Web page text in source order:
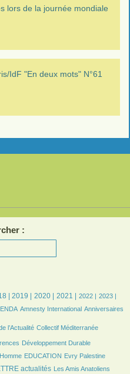
lors de la journée mondiale
IdF "En deux mots" N°61
:
| 2019 | 2020 | 2021 | 2022 | 2023 |
Amnesty International Anniversaires
l’Actualité Collectif Méditerranée
Développement Durable
EDUCATION Evry Palestine
actualités Les Amis Anatoliens